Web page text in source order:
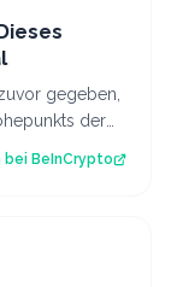
gegeben,
der
bei BeInCrypto